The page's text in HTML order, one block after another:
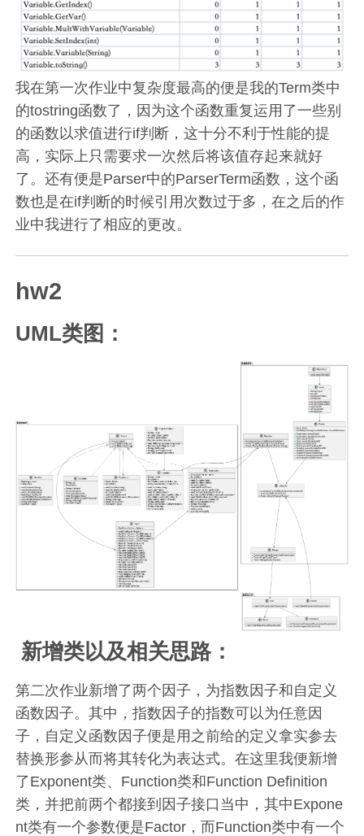
我在第一次作业中复杂度最高的便是我的Term类中
的tostring函数了，因为这个函数重复运用了一些别
的函数以求值进行if判断，这十分不利于性能的提
高，实际上只需要求一次然后将该值存起来就好
了。还有便是Parser中的ParserTerm函数，这个函
数也是在if判断的时候引用次数过于多，在之后的作
业中我进行了相应的更改。
hw2
UML类图：
新增类以及相关思路：
第二次作业新增了两个因子，为指数因子和自定义
函数因子。其中，指数因子的指数可以为任意因
子，自定义函数因子便是用之前给的定义拿实参去
替换形参从而将其转化为表达式。在这里我便新增
了Exponent类、Function类和Function Definition
类，并把前两个都接到因子接口当中，其中Expone
nt类有一个参数便是Factor，而Function类中有一个